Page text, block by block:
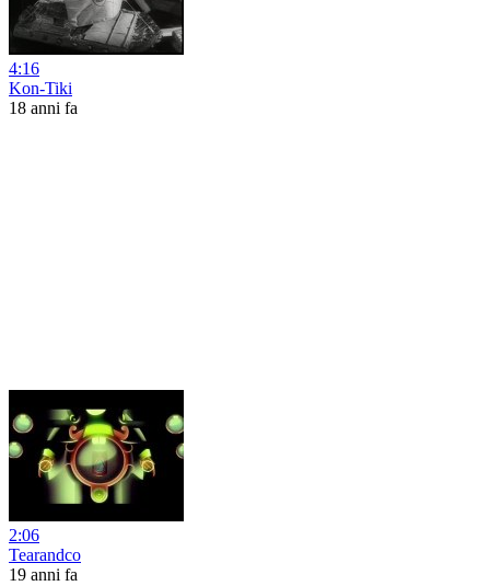
4:16
Kon-Tiki
18 anni fa
2:06
Tearandco
19 anni fa